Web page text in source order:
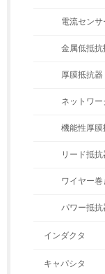
電流センサ
金属低抵抗
厚膜抵抗器
ネットワー
機能性厚膜
リード抵抗
ワイヤー
パワー抵抗
インダクタ
キャパシタ